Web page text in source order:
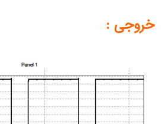
خروجی :